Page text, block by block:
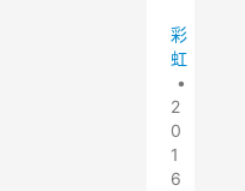
彩
虹
•
2
0
1
6